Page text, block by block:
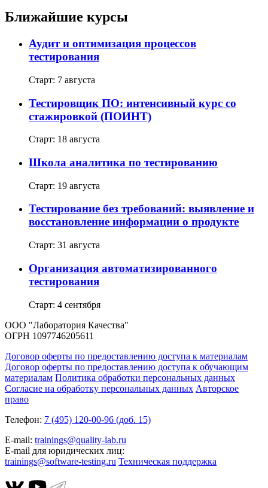
Ближайшие курсы
Аудит и оптимизация процессов
тестирования
Старт: 7 августа
Тестировщик ПО: интенсивный курс со
стажировкой (ПОИНТ)
Старт: 18 августа
Школа аналитика по тестированию
Старт: 19 августа
Тестирование без требований: выявление и
восстановление информации о продукте
Старт: 31 августа
Организация автоматизированного
тестирования
Старт: 4 сентября
ООО "Лаборатория Качества"
ОГРН 1097746205611
Договор оферты по предоставлению доступа к материалам
Договор оферты по предоставлению доступа к обучающим
материалам Политика обработки персональных данных
Согласие на обработку персональных данных Авторское
право
Телефон: 7 (495) 120-00-96 (доб. 15)
E-mail: trainings@quality-lab.ru
E-mail для юридических лиц:
trainings@software-testing.ru Техническая поддержка